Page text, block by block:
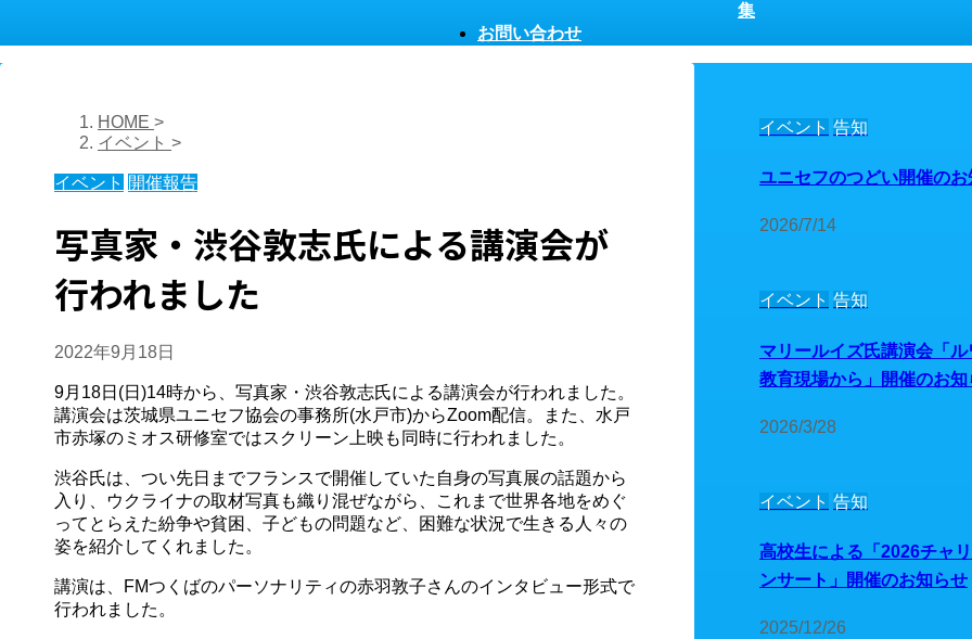
集
お問い合わせ
HOME >
イベント >
イベント 開催報告
写真家・渋谷敦志氏による講演会が
行われました
2022年9月18日
9月18日(日)14時から、写真家・渋谷敦志氏による講演会が行われました。
講演会は茨城県ユニセフ協会の事務所(水戸市)からZoom配信。また、水戸
市赤塚のミオス研修室ではスクリーン上映も同時に行われました。
渋谷氏は、つい先日までフランスで開催していた自身の写真展の話題から
入り、ウクライナの取材写真も織り混ぜながら、これまで世界各地をめぐ
ってとらえた紛争や貧困、子どもの問題など、困難な状況で生きる人々の
姿を紹介してくれました。
講演は、FMつくばのパーソナリティの赤羽敦子さんのインタビュー形式で
行われました。
イベント 告知
ユニセフのつどい開催のお
2026/7/14
イベント 告知
マリールイズ氏講演会「
教育現場から」開催のお知
2026/3/28
イベント 告知
高校生による「2026チャ
ンサート」開催のお知らせ
2025/12/26